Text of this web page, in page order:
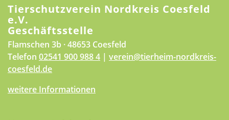
Tierschutzverein Nordkreis Coesfeld
e.V.
Geschäftsstelle
Flamschen 3b · 48653 Coesfeld
Telefon 02541 900 988 4 | verein@tierheim-nordkreis-
coesfeld.de
weitere Informationen